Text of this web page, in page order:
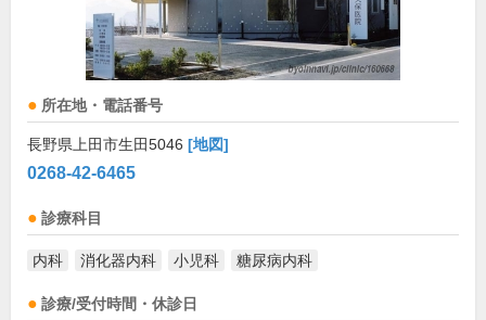
所在地・電話番号
長野県上田市生田5046 [地図]
0268-42-6465
診療科目
内科 消化器内科 小児科 糖尿病内科
診療/受付時間・休診日